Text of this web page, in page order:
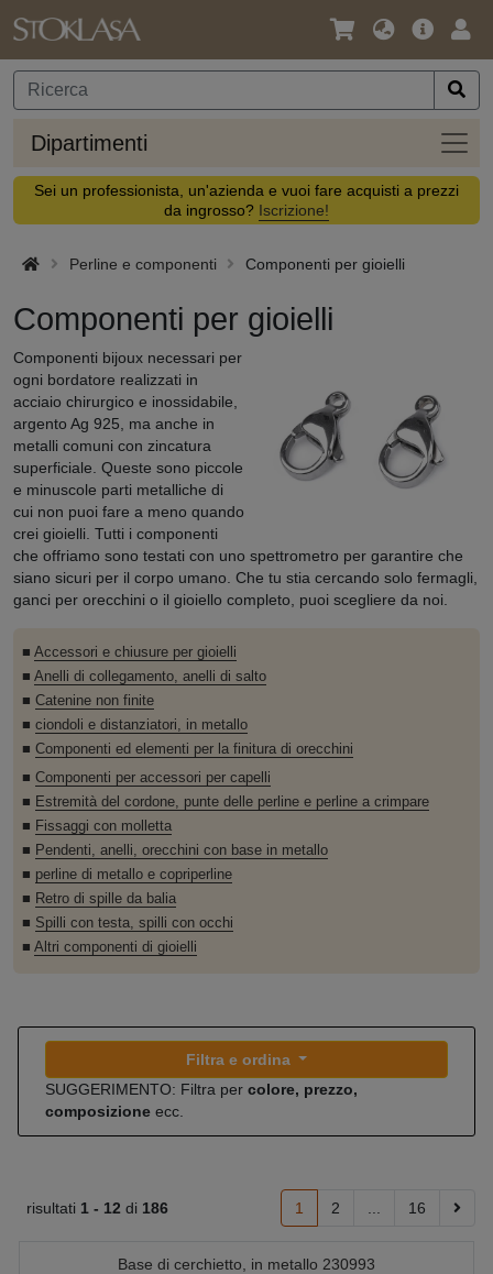
Lingua
Valuta
Offerta
Dipartimenti
Sei un professionista, un'azienda e vuoi fare acquisti a prezzi
da ingrosso? Iscrizione!
Perline e componenti Componenti per gioielli
Componenti per gioielli
Componenti bijoux necessari per
ogni bordatore realizzati in
acciaio chirurgico e inossidabile,
argento Ag 925, ma anche in
metalli comuni con zincatura
superficiale. Queste sono piccole
e minuscole parti metalliche di
cui non puoi fare a meno quando
crei gioielli. Tutti i componenti
che offriamo sono testati con uno spettrometro per garantire che
siano sicuri per il corpo umano. Che tu stia cercando solo fermagli,
ganci per orecchini o il gioiello completo, puoi scegliere da noi.
■ Accessori e chiusure per gioielli
■ Anelli di collegamento, anelli di salto
■ Catenine non finite
■ ciondoli e distanziatori, in metallo
■ Componenti ed elementi per la finitura di orecchini
■ Componenti per accessori per capelli
■ Estremità del cordone, punte delle perline e perline a crimpare
■ Fissaggi con molletta
■ Pendenti, anelli, orecchini con base in metallo
■ perline di metallo e copriperline
■ Retro di spille da balia
■ Spilli con testa, spilli con occhi
■ Altri componenti di gioielli
Filtra e ordina
SUGGERIMENTO: Filtra per colore, prezzo,
composizione ecc.
risultati 1 - 12 di 186 1 2 16
Base di cerchietto, in metallo 230993